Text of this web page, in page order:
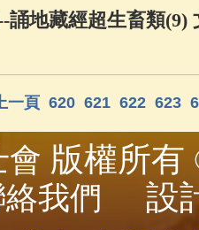
誦地藏經超生畜類(9)
一頁 620 621 622 623
會 版權所
我們
設